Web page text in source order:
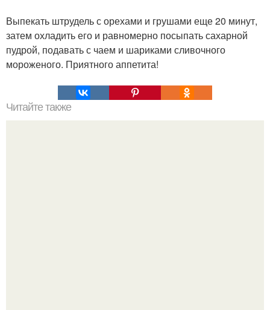
Выпекать штрудель с орехами и грушами еще 20 минут,
затем охладить его и равномерно посыпать сахарной
пудрой, подавать с чаем и шариками сливочного
мороженого. Приятного аппетита!
Читайте также